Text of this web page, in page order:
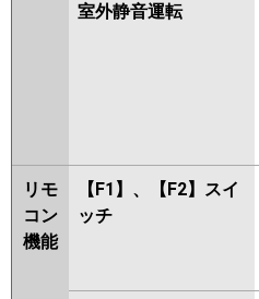
室外静音運転
リモ
コン
機能
【F1】、【F2】スイ
ッチ